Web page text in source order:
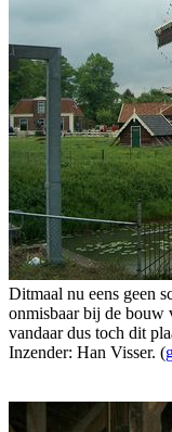
Ditmaal nu eens geen
onmisbaar bij de bouw
vandaar dus toch dit
Inzender: Han Visser. (